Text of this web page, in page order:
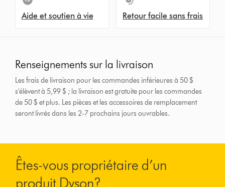
Aide et soutien à vie Retour facile sans frais
Renseignements sur la livraison
Les frais de livraison pour les commandes inférieures à 50 $
s'élèvent à 5,99 $ ; la livraison est gratuite pour les commandes
de 50 $ et plus. Les pièces et les accessoires de remplacement
seront livrés dans les 2-7 prochains jours ouvrables.
Êtes-vous propriétaire d’un
produit Dyson?